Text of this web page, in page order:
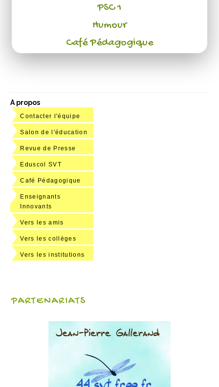
PSC 1
Humour
Café Pédagogique
A propos
Contacter l'équipe
Salon de l'éducation
Revue de Presse
Eduscol SVT
Café Pédagogique
Enseignants
Innovants
Vers les amis
Vers les collèges
Vers les institutions
PARTENARIATS